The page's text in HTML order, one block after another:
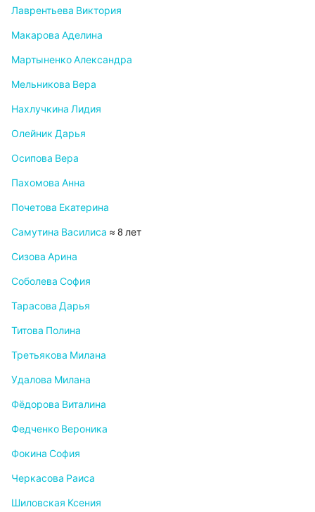
Лаврентьева Виктория
Макарова Аделина
Мартыненко Александра
Мельникова Вера
Нахлучкина Лидия
Олейник Дарья
Осипова Вера
Пахомова Анна
Почетова Екатерина
Самутина Василиса ≈ 8 лет
Сизова Арина
Соболева София
Тарасова Дарья
Титова Полина
Третьякова Милана
Удалова Милана
Фёдорова Виталина
Федченко Вероника
Фокина София
Черкасова Раиса
Шиловская Ксения